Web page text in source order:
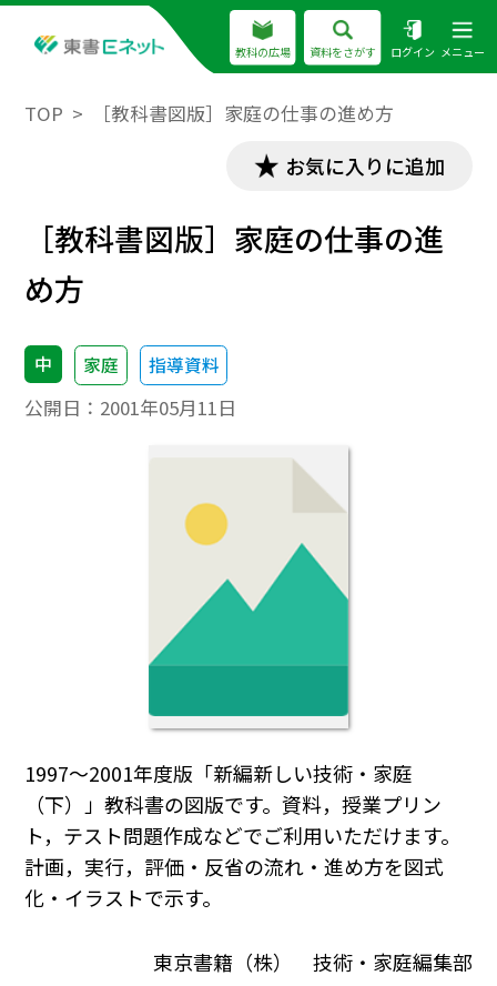
教科の広場 資料をさがす ログイン メニュー
TOP ［教科書図版］家庭の仕事の進め方
お気に入りに追加
［教科書図版］家庭の仕事の進
め方
中 家庭 指導資料
公開日： 2001年05月11日
1997～2001年度版「新編新しい技術・家庭
（下）」教科書の図版です。資料，授業プリン
ト，テスト問題作成などでご利用いただけます。
計画，実行，評価・反省の流れ・進め方を図式
化・イラストで示す。
東京書籍（株） 技術・家庭編集部